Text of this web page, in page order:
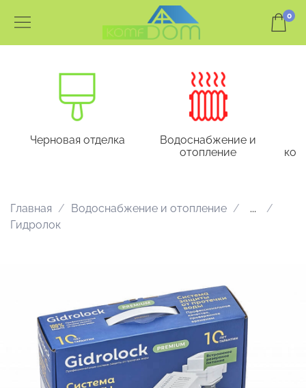
0
Черновая отделка
Водоснабжение и
отопление
Главная Водоснабжение и отопление
...
Гидролок